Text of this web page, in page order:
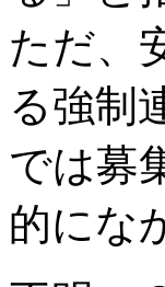
ただ、
る強制
では募
的にな